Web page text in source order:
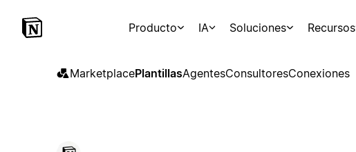
Producto IA Soluciones Recursos
MarketplacePlantillasAgentesConsultoresConexiones